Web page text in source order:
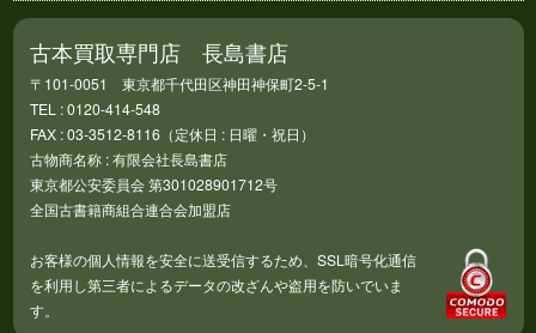
古本買取専門店 長島書店
〒101-0051 東京都千代田区神田神保町2-5-1
TEL : 0120-414-548
FAX : 03-3512-8116（定休日 : 日曜・祝日）
古物商名称 : 有限会社長島書店
東京都公安委員会 第301028901712号
全国古書籍商組合連合会加盟店
お客様の個人情報を安全に送受信するため、SSL暗号化通信
を利用し第三者によるデータの改ざんや盗用を防いでいま
す。